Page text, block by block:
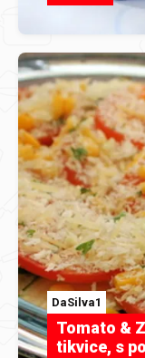
DaSilva1
Tomato &
tikvice, s